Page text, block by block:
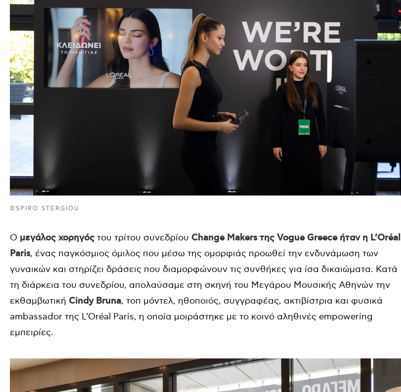
©SPIRO STERGIOU
Ο μεγάλος χορηγός του τρίτου συνεδρίου Change Makers της Vogue Greece ήταν η L’Oréal
Paris, ένας παγκόσμιος όμιλος που μέσω της ομορφιάς προωθεί την ενδυνάμωση των
γυναικών και στηρίζει δράσεις που διαμορφώνουν τις συνθήκες για ίσα δικαιώματα. Κατά
τη διάρκεια του συνεδρίου, απολαύσαμε στη σκηνή του Μεγάρου Μουσικής Αθηνών την
εκθαμβωτική Cindy Bruna, τοπ μόντελ, ηθοποιός, συγγραφέας, ακτιβίστρια και φυσικά
ambassador της L’Oréal Paris, η οποία μοιράστηκε με το κοινό αληθινές empowering
εμπειρίες.